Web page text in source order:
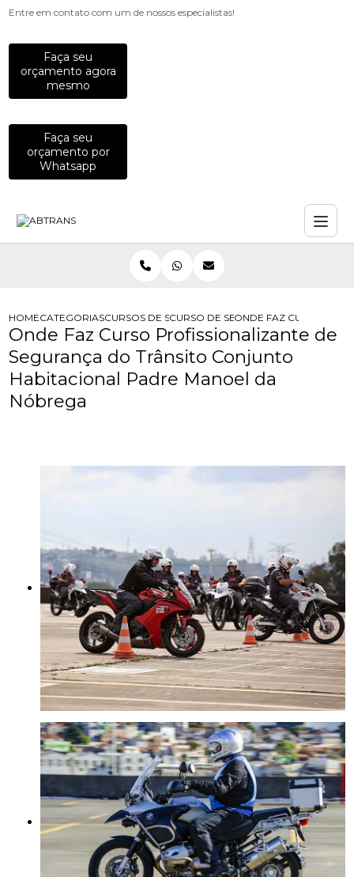
Entre em contato com um de nossos especialistas!
Faça seu
orçamento agora
mesmo
Faça seu
orçamento por
Whatsapp
HOMECATEGORIASCURSOS DE SEGURANCA NO TRANSITO
CURSO DE SEGURANCA NO
ONDE FAZ CURSO
Onde Faz Curso Profissionalizante de
Segurança do Trânsito Conjunto
Habitacional Padre Manoel da
Nóbrega